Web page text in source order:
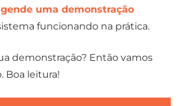
uma demonstração
funcionando na prática.
demonstração? Então vamos
Boa leitura!